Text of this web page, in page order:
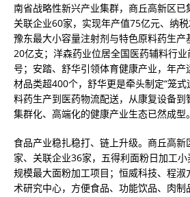
南省战略性新兴产业集群，商丘高新区
关联企业60家，实现年产值75亿元、纳
豫东最大小容量注射剂与特色原料药生
20亿支；洋森药业位居全国医药辅料行
号；安踏、舒华引领体育健康产业，年
材品类超400个，舒华更是牵头制定“笼
料药生产到医药物流配送，从康复设备到
集群化、高端化的健康产业生态已然成型。
食品产业稳扎稳打、链上升级。商丘高
家、关联企业36家，五得利面粉日加工
规模最大面粉加工项目；恒威科技、程
术研究中心，方便食品、功能饮品、肉